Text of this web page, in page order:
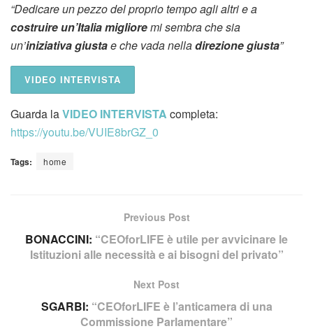
“Dedicare un pezzo del proprio tempo agli altri e a
costruire un’Italia miglioremi sembra che sia
un’iniziativa giustae che vada nelladirezione giusta”
VIDEO INTERVISTA
Guarda laVIDEO INTERVISTA completa:
https://youtu.be/VUIE8brGZ_0
Tags: home
Previous Post
BONACCINI: “CEOforLIFE è utile per avvicinare le
Istituzioni alle necessità e ai bisogni del privato”
Next Post
SGARBI: “CEOforLIFE è l’anticamera di una
Commissione Parlamentare”